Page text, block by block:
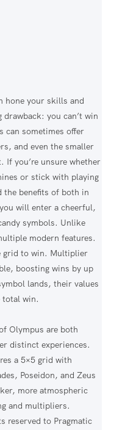
hone your skills and
you can’t win
can sometimes offer
and even the smaller
If you’re unsure whether
or stick with playing
the benefits of both in
will enter a cheerful,
symbols. Unlike
modern features.
grid to win. Multiplier
boosting wins by up
lands, their values
total win.
Olympus are both
distinct experiences.
a 5×5 grid with
Poseidon, and Zeus
more atmospheric
and multipliers.
reserved to Pragmatic